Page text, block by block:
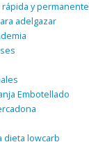
y permanente
adelgazar
Embotellado
dieta lowcarb